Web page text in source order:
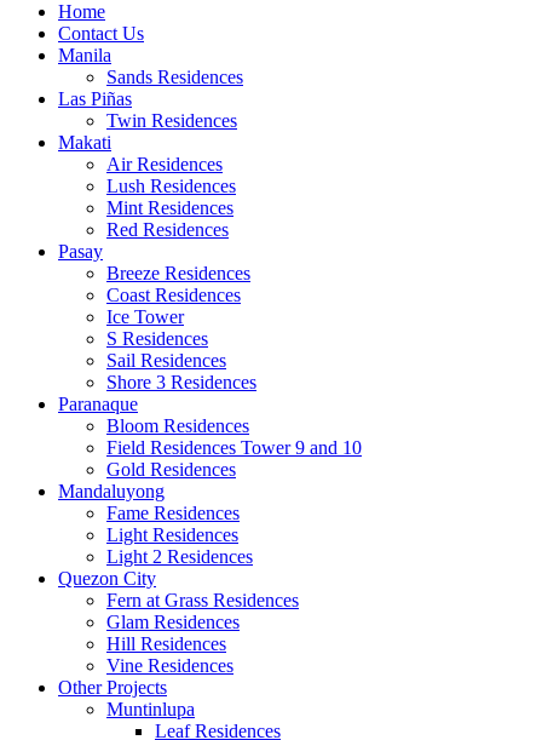
Home
Contact Us
Manila
Sands Residences
Las Piñas
Twin Residences
Makati
Air Residences
Lush Residences
Mint Residences
Red Residences
Pasay
Breeze Residences
Coast Residences
Ice Tower
S Residences
Sail Residences
Shore 3 Residences
Paranaque
Bloom Residences
Field Residences Tower 9 and 10
Gold Residences
Mandaluyong
Fame Residences
Light Residences
Light 2 Residences
Quezon City
Fern at Grass Residences
Glam Residences
Hill Residences
Vine Residences
Other Projects
Muntinlupa
Leaf Residences